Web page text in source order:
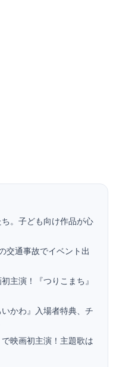
。子ども向け作品が心
交通事故でイベント出
主演！『つりこまち』
かわ』入場者特典、チ
映画初主演！主題歌は